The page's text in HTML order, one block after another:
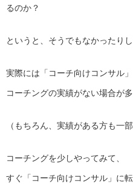
るのか？
というと、そうでもなかったりし
実際には「コーチ向けコンサル」
コーチングの実績がない場合が多
（もちろん、実績がある方も一
コーチングを少しやってみて、
すぐ「コーチ向けコンサル」に